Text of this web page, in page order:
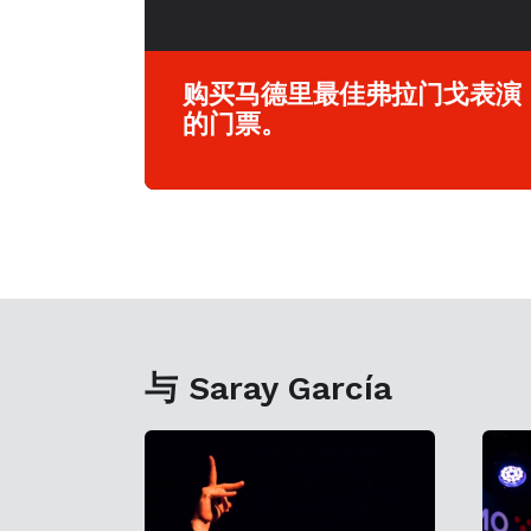
购买马德里最佳弗拉门戈表演
的门票。
与 Saray García